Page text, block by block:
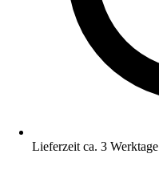
Lieferzeit ca. 3 Werktage